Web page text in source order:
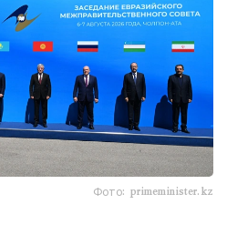
Фото: primeminister.kz